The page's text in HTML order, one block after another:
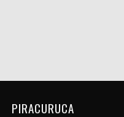
PIRACURUCA